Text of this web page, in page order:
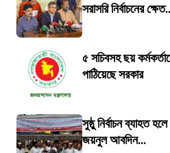
সরাসরি নির্বাচনের
৫ সচিবসহ ছয়
পাঠিয়েছে সরকার
সুষ্ঠু নির্বাচন ব্যাহত
জয়নুল আবদিন...